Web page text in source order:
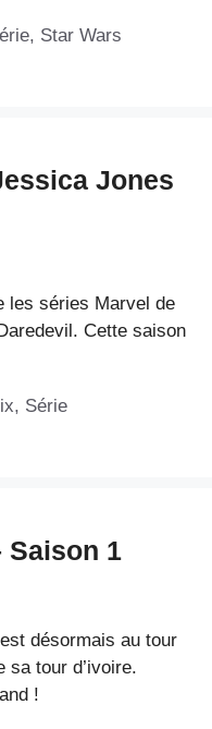
, Star Wars
Jones
les séries Marvel de
Cette saison
, Série
Saison 1
désormais au tour
sa tour d’ivoire.
!